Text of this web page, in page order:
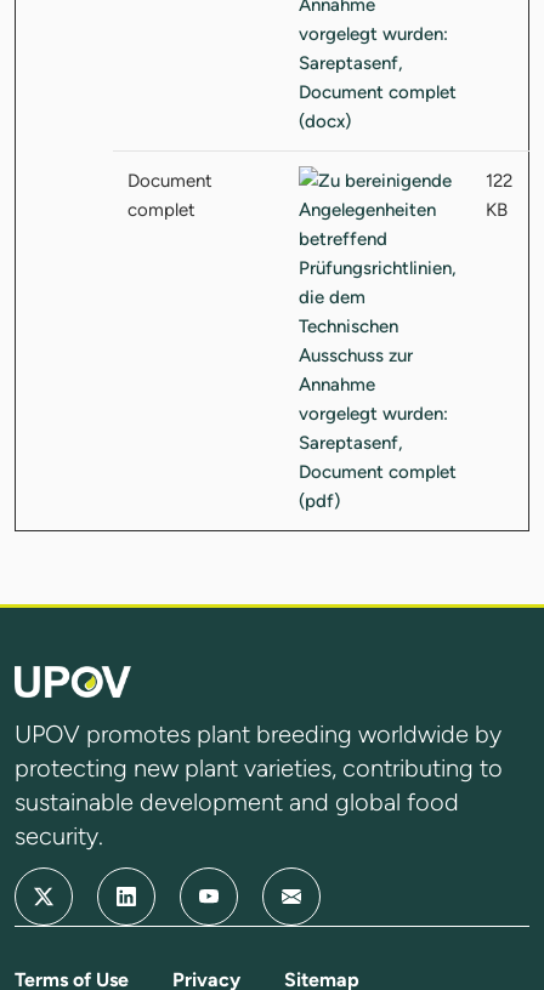
Document
complet
122
KB
UPOV promotes plant breeding worldwide by
protecting new plant varieties, contributing to
sustainable development and global food
security.
Terms of Use Privacy Sitemap